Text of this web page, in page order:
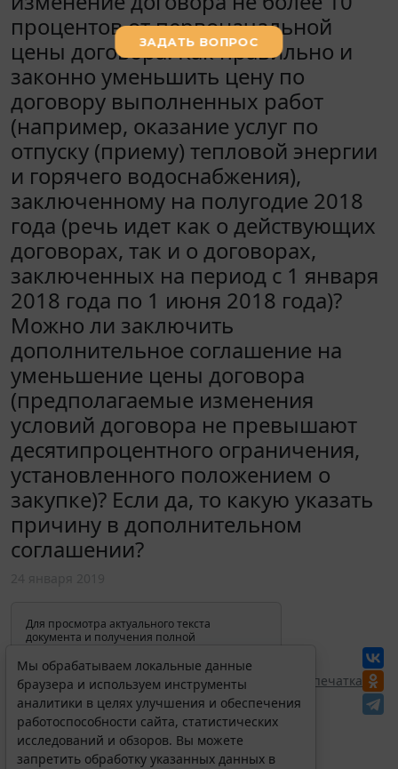
процентов от первоначальной
цены договора. Как правильно и
законно уменьшить цену по
договору выполненных работ
(например, оказание услуг по
отпуску (приему) тепловой энергии
и горячего водоснабжения),
заключенному на полугодие 2018
года (речь идет как о действующих
договорах, так и о договорах,
заключенных на период с 1 января
2018 года по 1 июня 2018 года)?
Можно ли заключить
дополнительное соглашение на
уменьшение цены договора
(предполагаемые изменения
условий договора не превышают
десятипроцентного ограничения,
установленного положением о
закупке)? Если да, то какую указать
причину в дополнительном
соглашении?
Для просмотра актуального текста
документа и получения полной
изменениях и порядке применения
документа, воспользуйтесь поиском в
Интернет-версии системы ГАРАНТ:
Перепечатка
Мы обрабатываем локальные данные
браузера и используем инструменты
аналитики в целях улучшения и обеспечения
работоспособности сайта, статистических
исследований и обзоров. Вы можете
запретить обработку указанных данных в